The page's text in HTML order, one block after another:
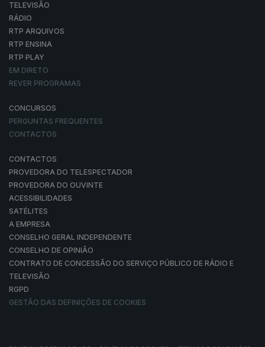
TELEVISÃO
RÁDIO
RTP ARQUIVOS
RTP ENSINA
RTP PLAY
EM DIRETO
REVER PROGRAMAS
CONCURSOS
PERGUNTAS FREQUENTES
CONTACTOS
CONTACTOS
PROVEDORA DO TELESPECTADOR
PROVEDORA DO OUVINTE
ACESSIBILIDADES
SATÉLITES
A EMPRESA
CONSELHO GERAL INDEPENDENTE
CONSELHO DE OPINIÃO
CONTRATO DE CONCESSÃO DO SERVIÇO PÚBLICO DE RÁDIO E
TELEVISÃO
RGPD
GESTÃO DAS DEFINIÇÕES DE COOKIES